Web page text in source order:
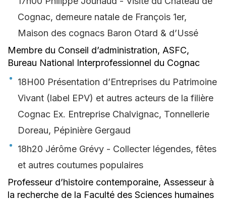
Cognac, demeure natale de François 1er,
Maison des cognacs Baron Otard & d’Ussé
Membre du Conseil d’administration, ASFC,
Bureau National Interprofessionnel du Cognac
18H00 Présentation d’Entreprises du Patrimoine
Vivant (label EPV) et autres acteurs de la filière
Cognac Ex. Entreprise Chalvignac, Tonnellerie
Doreau, Pépinière Gergaud
18h20 Jérôme Grévy - Collecter légendes, fêtes
et autres coutumes populaires
Professeur d’histoire contemporaine, Assesseur à
la recherche de la Faculté des Sciences humaines